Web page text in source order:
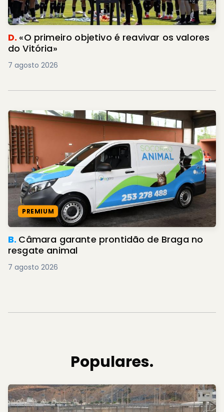
D. «O primeiro objetivo é reavivar os valores
do Vitória»
7 agosto 2026
PREMIUM
B. Câmara garante prontidão de Braga no
resgate animal
7 agosto 2026
Populares.